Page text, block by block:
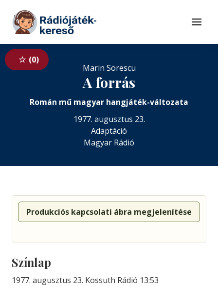
Tovább a tartalomhoz
Menü
0
Marin Sorescu
A forrás
Román mű magyar hangjáték-változata
1977. augusztus 23.
Adaptáció
Magyar Rádió
Produkciós kapcsolati ábra megjelenítése
Színlap
1977. augusztus 23. Kossuth Rádió 13:53